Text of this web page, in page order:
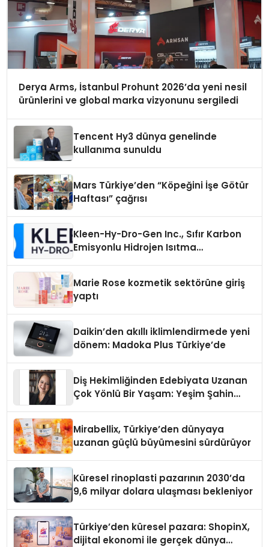
Derya Arms, İstanbul Prohunt 2026’da yeni nesil
ürünlerini ve global marka vizyonunu sergiledi
Tencent Hy3 dünya genelinde
kullanıma sunuldu
Mars Türkiye’den “Köpeğini İşe Götür
Haftası” çağrısı
Kleen-Hy-Dro-Gen Inc., Sıfır Karbon
Emisyonlu Hidrojen Isıtma
Marie Rose kozmetik sektörüne giriş
yaptı
Daikin’den akıllı iklimlendirmede yeni
dönem: Madoka Plus Türkiye’de
Diş Hekimliğinden Edebiyata Uzanan
Çok Yönlü Bir Yaşam: Yeşim Şahin
Mirabellix, Türkiye’den dünyaya
uzanan güçlü büyümesini sürdürüyor
Küresel rinoplasti pazarının 2030’da
9,6 milyar dolara ulaşması bekleniyor
Türkiye’den küresel pazara: ShopinX,
dijital ekonomi ile gerçek dünya